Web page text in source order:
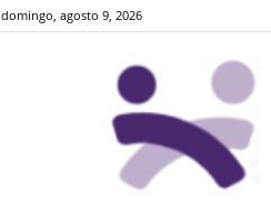
domingo, agosto 9, 2026